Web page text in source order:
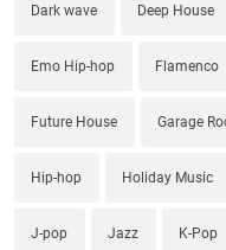
Dark wave Deep House
Emo Hip-hop Flamenco
Future House Garage
Hip-hop Holiday Music
J-pop Jazz K-Pop